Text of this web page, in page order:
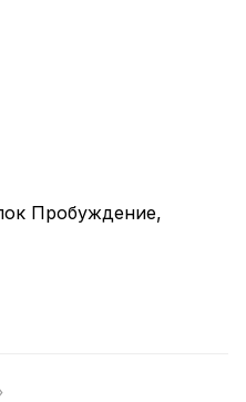
Пробуждение,